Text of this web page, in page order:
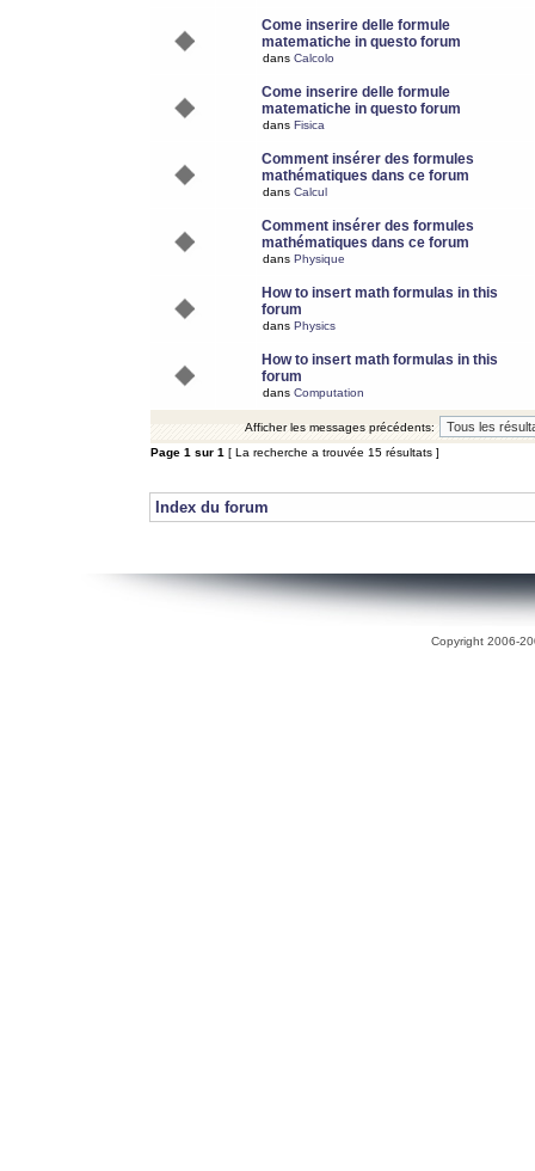
Come inserire delle formule
matematiche in questo forum
dans Calcolo
Come inserire delle formule
matematiche in questo forum
dans Fisica
Comment insérer des formules
mathématiques dans ce forum
dans Calcul
Comment insérer des formules
mathématiques dans ce forum
dans Physique
How to insert math formulas in this
forum
dans Physics
How to insert math formulas in this
forum
dans Computation
Afficher les messages précédents:
Page 1 sur 1 [ La recherche a trouvée 15 résultats ]
Index du forum
Copyright 2006-